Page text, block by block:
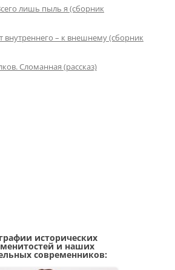
лишь пыль я (сборник
– к внешнему (сборник
Сломанная (рассказ)
исторических
и наших
современников: